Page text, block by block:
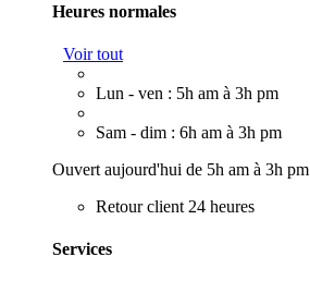
Heures normales
Voir tout
Lun - ven : 5h am à 3h pm
Sam - dim : 6h am à 3h pm
Ouvert aujourd'hui de 5h am à 3h pm
Retour client 24 heures
Services